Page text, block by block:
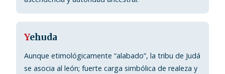
Yehuda
Aunque etimológicamente “alabado”, la tribu de Judá
se asocia al león; fuerte carga simbólica de realeza y